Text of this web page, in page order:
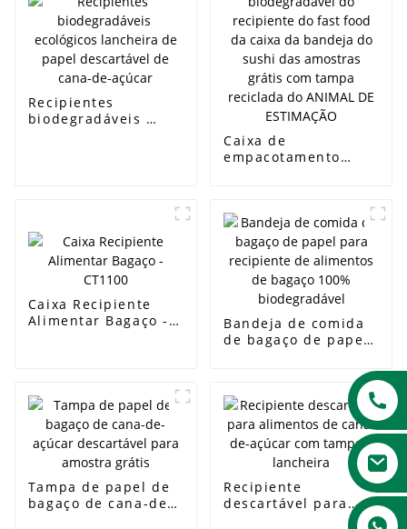
Recipientes
biodegradáveis ​​
Caixa de
empacotamento
bandeja do sushi
das amostras grátis
com tampa reciclada
do ANIMAL DE
ESTIMAÇÃO
Caixa Recipiente
Alimentar Bagaço -
Bandeja de comida
de bagaço de papel
alimentos de bagaço
100% biodegradável
Tampa de papel de
bagaço de cana-de-
Recipiente
descartável para
alimentos de cana-